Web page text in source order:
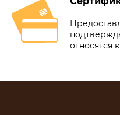
относятся